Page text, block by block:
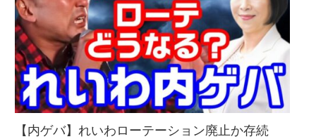
【内ゲバ】れいわローテーション廃止か存続